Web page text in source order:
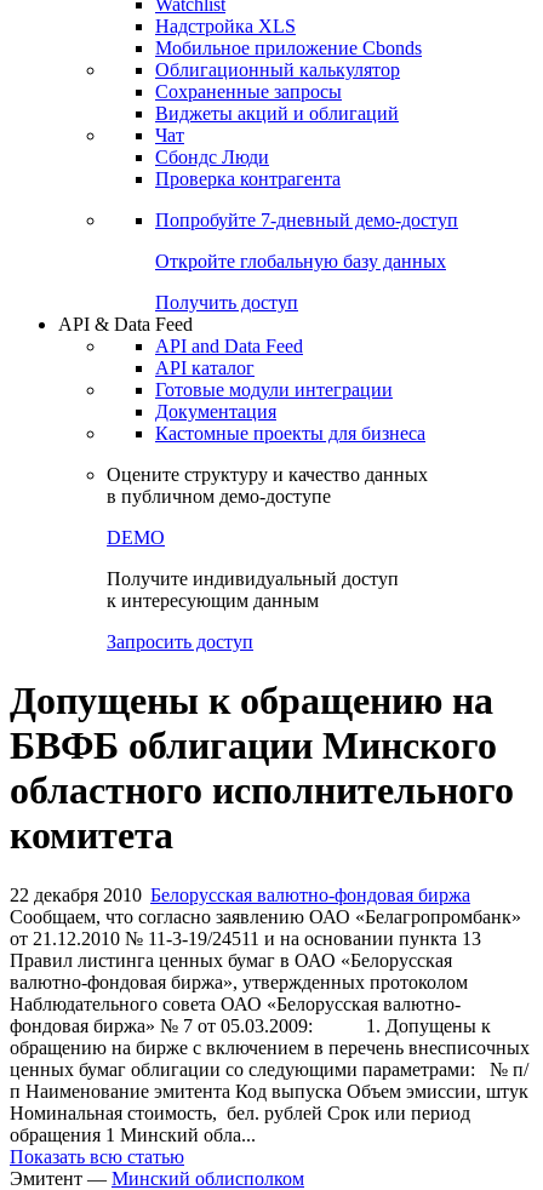
Надстройка XLS
Мобильное приложение Cbonds
Облигационный калькулятор
Сохраненные запросы
Виджеты акций и облигаций
Чат
Сбондс Люди
Проверка контрагента
Попробуйте 7-дневный демо-доступ
Откройте глобальную базу данных
Получить доступ
API & Data Feed
API and Data Feed
API каталог
Готовые модули интеграции
Документация
Кастомные проекты для бизнеса
Оцените структуру и качество данных
в публичном демо-доступе
DEMO
Получите индивидуальный доступ
к интересующим данным
Запросить доступ
Допущены к обращению на
БВФБ облигации Минского
областного исполнительного
комитета
22 декабря 2010 Белорусская валютно-фондовая биржа
Сообщаем, что согласно заявлению ОАО «Белагропромбанк»
от 21.12.2010 № 11-3-19/24511 и на основании пункта 13
Правил листинга ценных бумаг в ОАО «Белорусская
валютно-фондовая биржа», утвержденных протоколом
Наблюдательного совета ОАО «Белорусская валютно-
фондовая биржа» № 7 от 05.03.2009: 1. Допущены к
обращению на бирже с включением в перечень внесписочных
ценных бумаг облигации со следующими параметрами: № п/
п Наименование эмитента Код выпуска Объем эмиссии, штук
Номинальная стоимость, бел. рублей Срок или период
обращения 1 Минский обла...
Показать всю статью
Эмитент — Минский облисполком